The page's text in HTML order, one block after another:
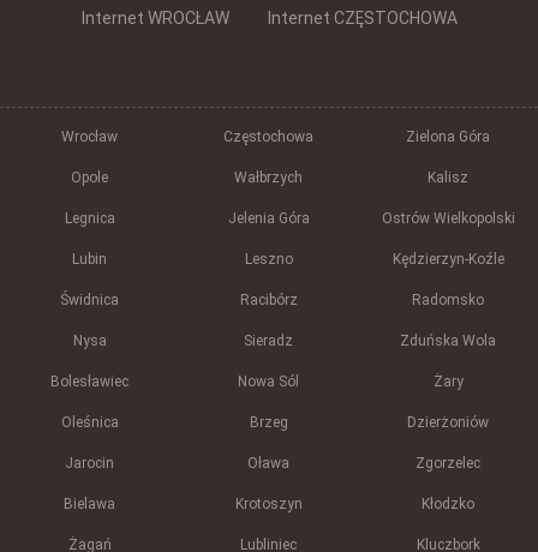
Internet WROCŁAW Internet CZĘSTOCHOWA
Wrocław Częstochowa Zielona Góra
Opole Wałbrzych Kalisz
Legnica Jelenia Góra Ostrów Wielkopolski
Lubin Leszno Kędzierzyn-Koźle
Świdnica Racibórz Radomsko
Nysa Sieradz Zduńska Wola
Bolesławiec Nowa Sól Żary
Oleśnica Brzeg Dzierżoniów
Jarocin Oława Zgorzelec
Bielawa Krotoszyn Kłodzko
Żagań Lubliniec Kluczbork